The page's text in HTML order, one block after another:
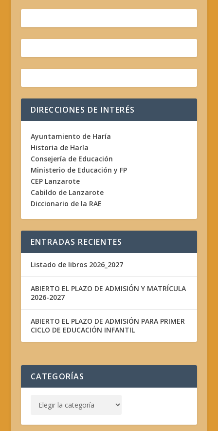
DIRECCIONES DE INTERÉS
Ayuntamiento de Haría
Historia de Haría
Consejería de Educación
Ministerio de Educación y FP
CEP Lanzarote
Cabildo de Lanzarote
Diccionario de la RAE
ENTRADAS RECIENTES
Listado de libros 2026_2027
ABIERTO EL PLAZO DE ADMISIÓN Y MATRÍCULA
2026-2027
ABIERTO EL PLAZO DE ADMISIÓN PARA PRIMER
CICLO DE EDUCACIÓN INFANTIL
CATEGORÍAS